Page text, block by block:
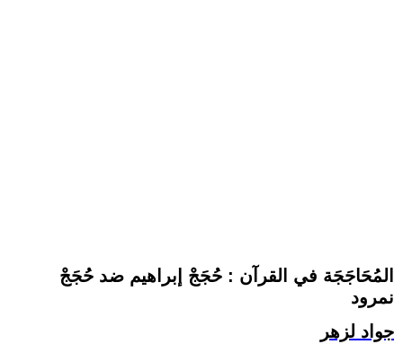
المُحَاجَجَة في القرآن : حُجَجْ إبراهيم ضد حُجَجْ
نمرود
جواد لزهر